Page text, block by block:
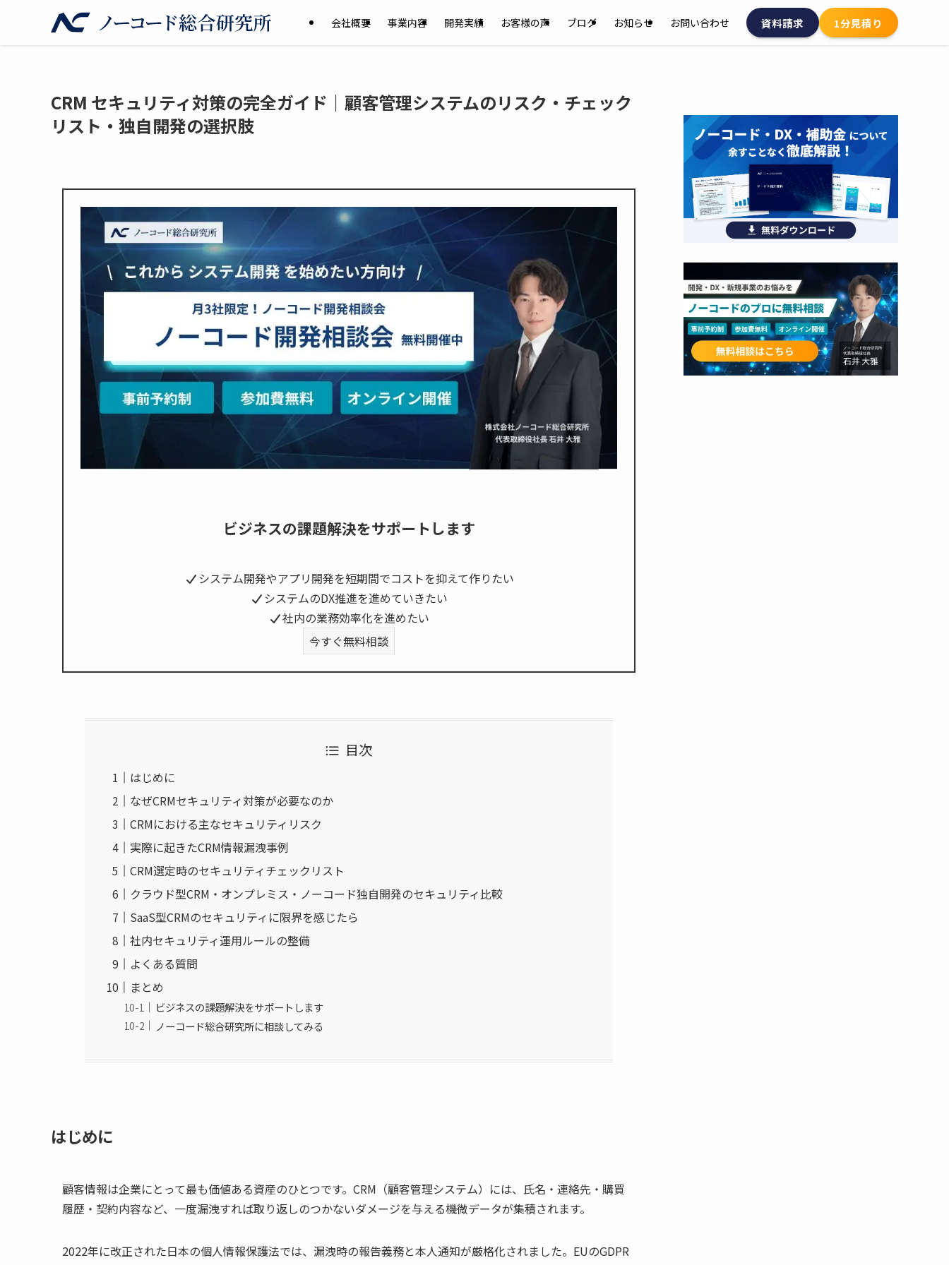
会社概要 事業内容 開発実績 お客様の声 ブログ お知らせ お問い合わせ 資料請求 1分見積り
CRM セキュリティ対策の完全ガイド｜顧客管理システムのリスク・チェック
リスト・独自開発の選択肢
ビジネスの課題解決をサポートします
システム開発やアプリ開発を短期間でコストを抑えて作りたい
システムのDX推進を進めていきたい
社内の業務効率化を進めたい
今すぐ無料相談
目次
はじめに
なぜCRMセキュリティ対策が必要なのか
CRMにおける主なセキュリティリスク
実際に起きたCRM情報漏洩事例
CRM選定時のセキュリティチェックリスト
クラウド型CRM・オンプレミス・ノーコード独自開発のセキュリティ比較
SaaS型CRMのセキュリティに限界を感じたら
社内セキュリティ運用ルールの整備
よくある質問
まとめ
ビジネスの課題解決をサポートします
ノーコード総合研究所に相談してみる
はじめに
顧客情報は企業にとって最も価値ある資産のひとつです。CRM（顧客管理システム）には、氏名・連絡先・購買
履歴・契約内容など、一度漏洩すれば取り返しのつかないダメージを与える機微データが集積されます。
2022年に改正された日本の個人情報保護法では、漏洩時の報告義務と本人通知が厳格化されました。EUのGDPR